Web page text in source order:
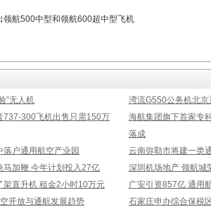
领航500中型和领航600超中型飞机
”无人机
湾流G550公务机北
737-300飞机出售只需150万
海航集团旗下首家专
落成
户通用航空产业园
云南弥勒市将建一类
马加鞭 今年计划投入27亿
深圳机场地产 领航城
架直升机 租金2小时10万元
广安引资857亿 通用
开放与通航发展趋势
石家庄申办综合保税